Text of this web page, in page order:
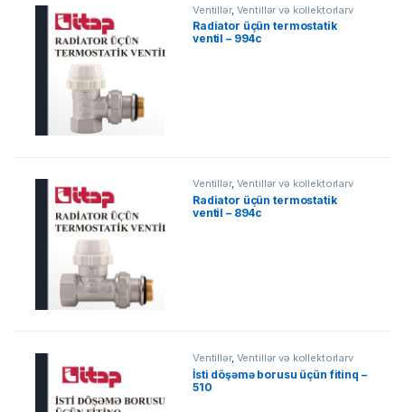
Ventillər, Ventillər və kollektorlarv
Radiator üçün termostatik
ventil – 994c
Ventillər, Ventillər və kollektorlarv
Radiator üçün termostatik
ventil – 894c
Ventillər, Ventillər və kollektorlarv
İsti döşəmə borusu üçün fitinq –
510